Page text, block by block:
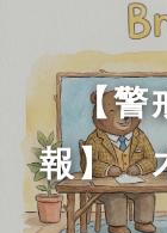
【警
報】